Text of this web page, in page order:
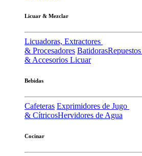
Licuar & Mezclar
Licuadoras, Extractores
& Procesadores BatidorasRepuestos
& Accesorios Licuar
Bebidas
Cafeteras Exprimidores de Jugo
& CítricosHervidores de Agua
Cocinar